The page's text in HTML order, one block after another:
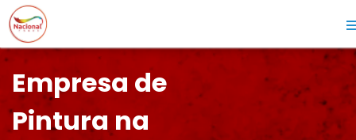
Empresa de
Pintura na